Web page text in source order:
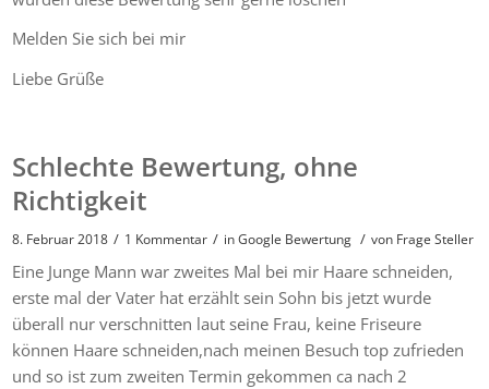
Melden Sie sich bei mir
Liebe Grüße
Schlechte Bewertung, ohne
Richtigkeit
8. Februar 2018 / 1 Kommentar / inGoogle Bewertung / von Frage Steller
Eine Junge Mann war zweites Mal bei mir Haare schneiden,
erste mal der Vater hat erzählt sein Sohn bis jetzt wurde
überall nur verschnitten laut seine Frau, keine Friseure
können Haare schneiden,nach meinen Besuch top zufrieden
und so ist zum zweiten Termin gekommen ca nach 2